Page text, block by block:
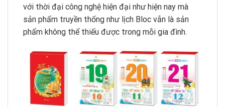
với thời đại công nghệ hiện đại như hiện nay mà
sản phẩm truyền thống như lịch Bloc vẫn là sản
phẩm không thể thiếu được trong mỗi gia đình.